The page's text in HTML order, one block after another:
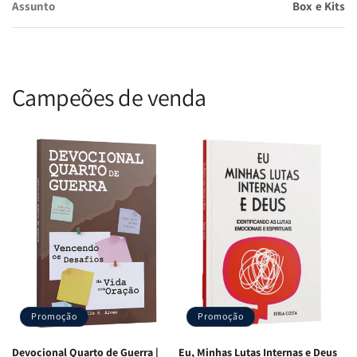
Não é só um livro. É uma chave de libertação emocional.
“E conhecereis a verdade, e a verdade vos libertará.” – João 8:32
Não deixe a opressão definir sua vida. Adquira agora e inicie
sua jornada de libertação e vitória em Cristo!
Assunto Box e Kits
Campeões de venda
Promoção
Devocional Quarto de Guerra |
Promoção
Eu, Minhas Lutas Internas e Deus